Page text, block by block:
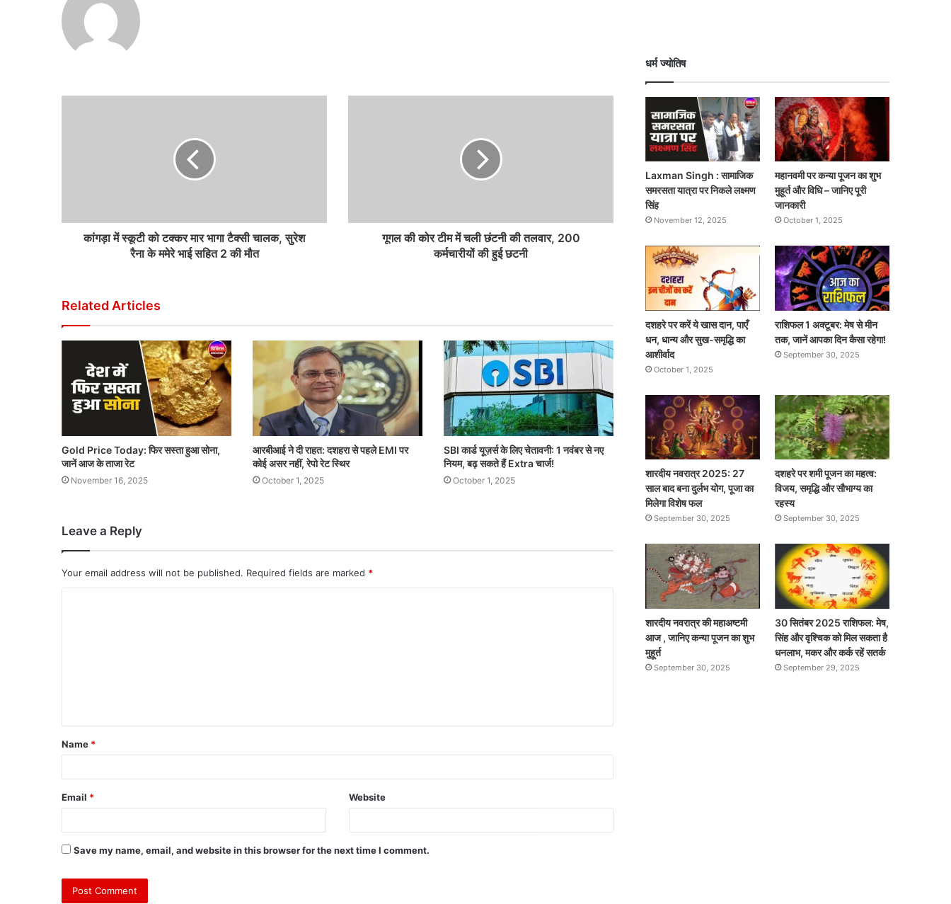
कांगड़ा में स्कूटी को टक्कर मार भागा टैक्सी चालक, सुरेश
रैना के ममेरे भाई सहित 2 की मौत
गूगल की कोर टीम में चली छंटनी की तलवार, 200
कर्मचारीयों की हुई छटनी
Related Articles
Gold Price Today: फिर सस्ता हुआ सोना,
जानें आज के ताजा रेट
November 16, 2025
आरबीआई ने दी राहत: दशहरा से पहले EMI पर
कोई असर नहीं, रेपो रेट स्थिर
October 1, 2025
SBI कार्ड यूज़र्स के लिए चेतावनी: 1 नवंबर से नए
नियम, बढ़ सकते हैं Extra चार्ज!
October 1, 2025
Leave a Reply
Your email address will not be published. Required fields are marked *
Name *
Email * Website
Save my name, email, and website in this browser for the next time I comment.
धर्म ज्योतिष
Laxman Singh : सामाजिक
समरसता यात्रा पर निकले लक्ष्मण
सिंह
November 12, 2025
महानवमी पर कन्या पूजन का शुभ
मुहूर्त और विधि – जानिए पूरी
जानकारी
October 1, 2025
दशहरे पर करें ये खास दान, पाएँ
धन, धान्य और सुख-समृद्धि का
आशीर्वाद
October 1, 2025
राशिफल 1 अक्टूबर: मेष से मीन
तक, जानें आपका दिन कैसा रहेगा!
September 30, 2025
शारदीय नवरात्र 2025: 27
साल बाद बना दुर्लभ योग, पूजा का
मिलेगा विशेष फल
September 30, 2025
दशहरे पर शमी पूजन का महत्व:
विजय, समृद्धि और सौभाग्य का
रहस्य
September 30, 2025
शारदीय नवरात्र की महाअष्टमी
आज , जानिए कन्या पूजन का शुभ
मुहूर्त
September 30, 2025
30 सितंबर 2025 राशिफल: मेष,
सिंह और वृश्चिक को मिल सकता है
धनलाभ, मकर और कर्क रहें सतर्क
September 29, 2025